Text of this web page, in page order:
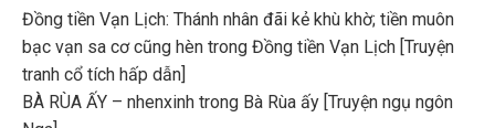
Đồng tiền Vạn Lịch: Thánh nhân đãi kẻ khù khờ; tiền muôn
bạc vạn sa cơ cũng hèn trong Đồng tiền Vạn Lịch [Truyện
tranh cổ tích hấp dẫn]
BÀ RÙA ẤY – nhenxinh trong Bà Rùa ấy [Truyện ngụ ngôn